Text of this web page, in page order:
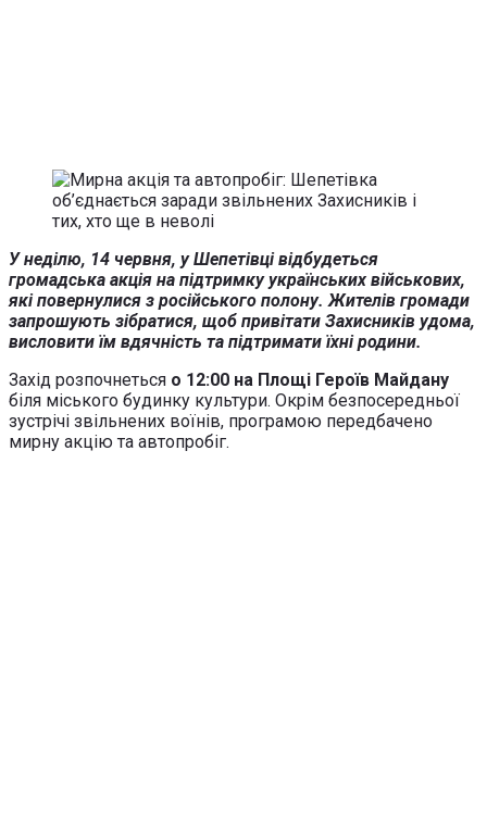
У неділю, 14 червня, у Шепетівці відбудеться
громадська акція на підтримку українських військових,
які повернулися з російського полону. Жителів громади
запрошують зібратися, щоб привітати Захисників удома,
висловити їм вдячність та підтримати їхні родини.
Захід розпочнеться о 12:00 на Площі Героїв Майдану
біля міського будинку культури. Окрім безпосередньої
зустрічі звільнених воїнів, програмою передбачено
мирну акцію та автопробіг.